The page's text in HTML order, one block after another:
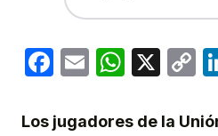
Facebook
Email X
Los jugadores de la